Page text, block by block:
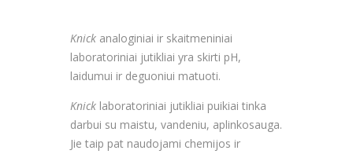
Knick analoginiai ir skaitmeniniai
laboratoriniai jutikliai yra skirti pH,
laidumui ir deguoniui matuoti.
Knick laboratoriniai jutikliai puikiai tinka
darbui su maistu, vandeniu, aplinkosauga.
Jie taip pat naudojami chemijos ir